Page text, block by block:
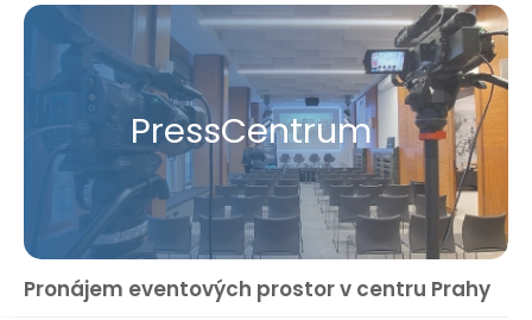
Press​Centrum
Pronájem eventových prostor v centru Prahy